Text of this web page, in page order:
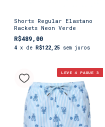
Shorts Regular Elastano
Rackets Neon Verde
R$489,00
4 x de R$122,25 sem juros
LEVE 4 PAGUE 3